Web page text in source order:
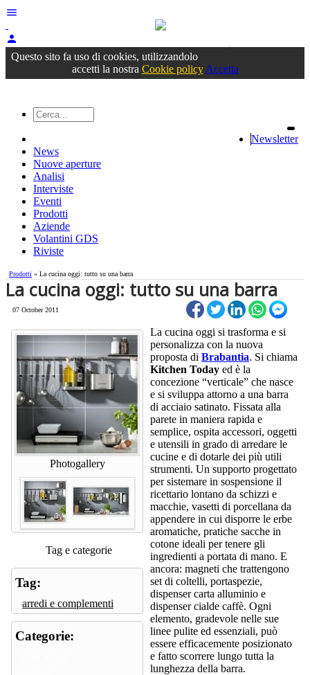
menu
person
Accedioppure registrati
Questo sito fa uso di cookies, utilizzandolo
accetti la nostra Cookie policy Accetta
Newsletter
News
Nuove aperture
Analisi
Interviste
Eventi
Prodotti
Aziende
Volantini GDS
Riviste
Prodotti » La cucina oggi: tutto su una barra
La cucina oggi: tutto su una barra
07 October 2011
Photogallery
Tag e categorie
Tag:
arredi e complementi
Categorie:
La cucina oggi si trasforma e si
personalizza con la nuova
proposta di Brabantia. Si chiama
Kitchen Today ed è la
concezione “verticale” che nasce
e si sviluppa attorno a una barra
di acciaio satinato. Fissata alla
parete in maniera rapida e
semplice, ospita accessori, oggetti
e utensili in grado di arredare le
cucine e di dotarle dei più utili
strumenti. Un supporto progettato
per sistemare in sospensione il
ricettario lontano da schizzi e
macchie, vasetti di porcellana da
appendere in cui disporre le erbe
aromatiche, pratiche sacche in
cotone ideali per tenere gli
ingredienti a portata di mano. E
ancora: magneti che trattengono
set di coltelli, portaspezie,
dispenser carta alluminio e
dispenser cialde caffè. Ogni
elemento, gradevole nelle sue
linee pulite ed essenziali, può
essere efficacemente posizionato
e fatto scorrere lungo tutta la
lunghezza della barra.